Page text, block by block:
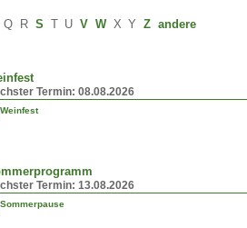
Q R S T U V W X Y Z andere
Termin: 08.08.2026
Termin: 13.08.2026